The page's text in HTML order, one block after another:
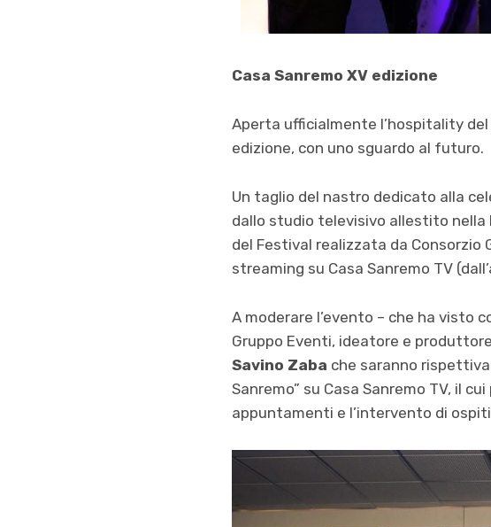
Casa Sanremo XV edizione
Aperta ufficialmente l’hospitality
edizione, con uno sguardo al futuro.
Un taglio del nastro dedicato alla
dallo studio televisivo allestito nella
del Festival realizzata da Consorzio
streaming su Casa Sanremo TV
A moderare l’evento – che ha visto
Gruppo Eventi, ideatore e
Savino Zaba che saranno
Sanremo” su Casa Sanremo TV, il
appuntamenti e l’intervento di